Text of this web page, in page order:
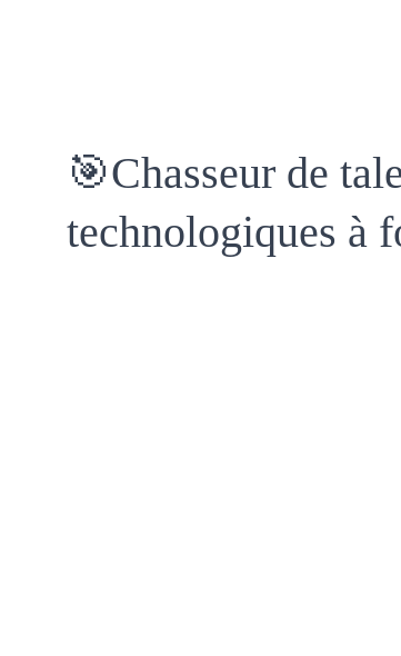
🎯Chasseur de
technologiques à